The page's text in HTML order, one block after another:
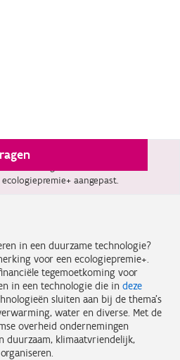
is de limitatieve lijst met
aangepast.
in een duurzame technologie?
voor een ecologiepremie+.
tegemoetkoming voor
in een technologie die in deze
sluiten aan bij de thema’s
water en diverse. Met de
overheid ondernemingen
duurzaam, klimaatvriendelijk,